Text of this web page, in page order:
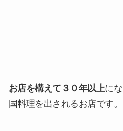
お店を構えて３０年以上に
国料理を出されるお店です。